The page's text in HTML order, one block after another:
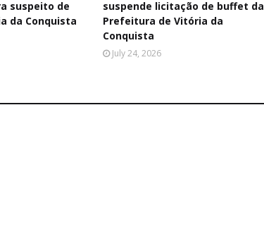
suspeito de
da Conquista
suspende licitação de buffet da
Prefeitura de Vitória da
Conquista
July 24, 2026